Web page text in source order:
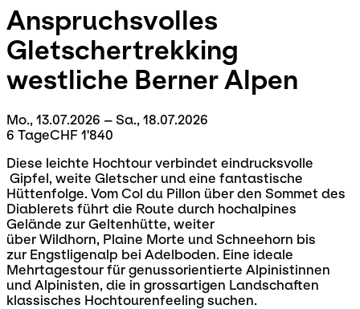
Anspruchsvolles
Gletschertrekking
westliche Berner Alpen
Mo., 13.07.2026 – Sa., 18.07.2026
6 TageCHF 1'840
Diese leichte Hochtour verbindet eindrucksvolle
Gipfel, weite Gletscher und eine fantastische
Hüttenfolge. Vom Col du Pillon über den Sommet des
Diablerets führt die Route durch hochalpines
Gelände zur Geltenhütte, weiter
über Wildhorn, Plaine Morte und Schneehorn bis
zur Engstligenalp bei Adelboden. Eine ideale
Mehrtagestour für genussorientierte Alpinistinnen
und Alpinisten, die in grossartigen Landschaften
klassisches Hochtourenfeeling suchen.